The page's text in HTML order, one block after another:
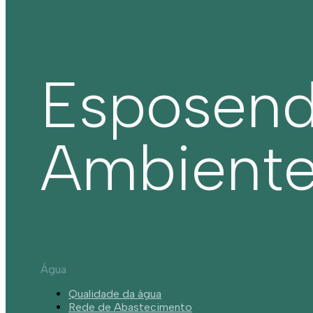
Água
Qualidade da água
Rede de Abastecimento